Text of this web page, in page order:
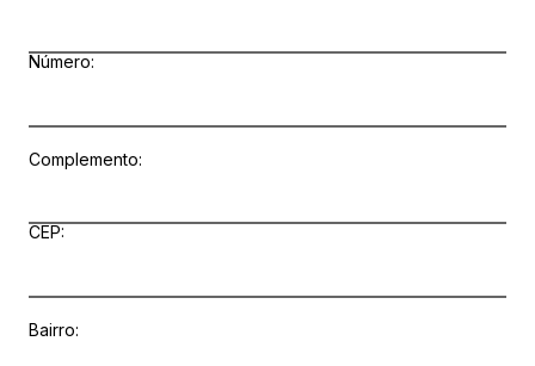
Número:
Complemento:
CEP:
Bairro: